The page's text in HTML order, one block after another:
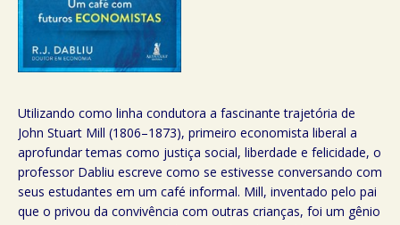
Utilizando como linha condutora a fascinante trajetória de
John Stuart Mill (1806–1873), primeiro economista liberal a
aprofundar temas como justiça social, liberdade e felicidade, o
professor Dabliu escreve como se estivesse conversando com
seus estudantes em um café informal. Mill, inventado pelo pai
que o privou da convivência com outras crianças, foi um gênio